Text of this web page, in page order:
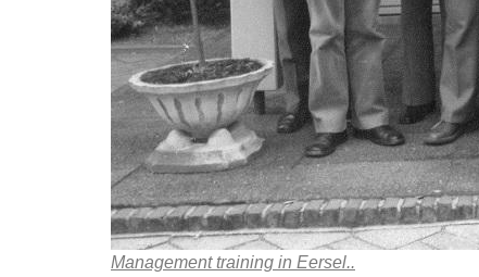
Management training in Eersel..